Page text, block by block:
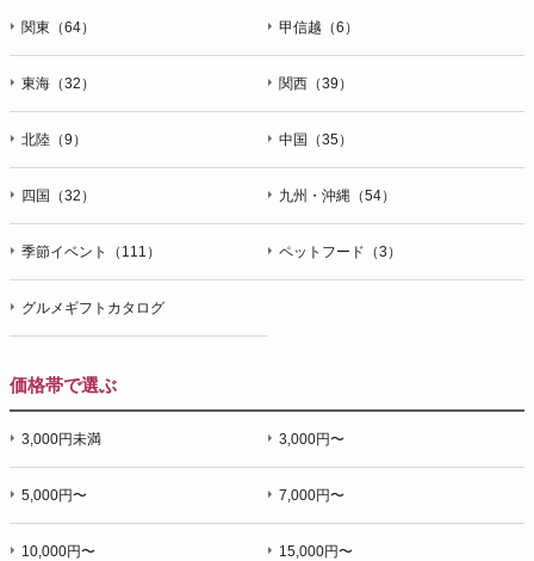
関東（64） 甲信越（6）
東海（32） 関西（39）
北陸（9） 中国（35）
四国（32） 九州・沖縄（54）
季節イベント（111） ペットフード（3）
グルメギフトカタログ
価格帯で選ぶ
3,000円未満 3,000円〜
5,000円〜 7,000円〜
10,000円〜 15,000円〜